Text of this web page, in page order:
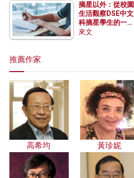
摘星以外：從校園
生活觀察DSE中文
科摘星學生的一點
特質
來文
推薦作家
高希均 黃珍妮